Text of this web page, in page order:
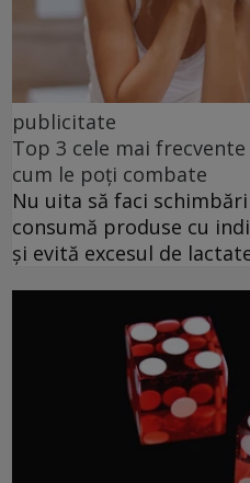
publicitate
Top 3 cele mai
cum le poți combate
Nu uita să faci
consumă produse cu
și evită excesul de